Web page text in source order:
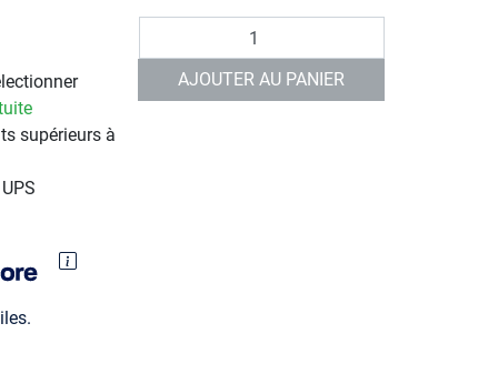
supérieurs à
AJOUTER AU PANIER